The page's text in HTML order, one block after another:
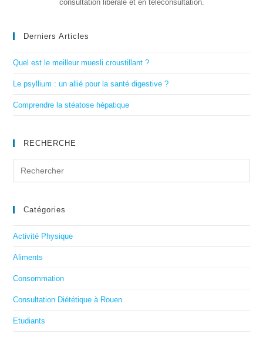
consultation libérale et en téléconsultation.
Derniers Articles
Quel est le meilleur muesli croustillant ?
Le psyllium : un allié pour la santé digestive ?
Comprendre la stéatose hépatique
RECHERCHE
Catégories
Activité Physique
Aliments
Consommation
Consultation Diététique à Rouen
Etudiants